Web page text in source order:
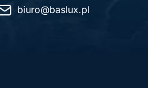
biuro@baslux.pl